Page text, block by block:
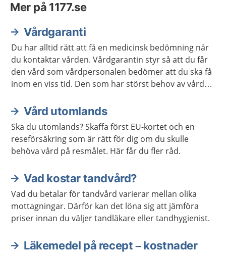
Mer på 1177.se
Vårdgaranti
Du har alltid rätt att få en medicinsk bedömning när
du kontaktar vården. Vårdgarantin styr så att du får
den vård som vårdpersonalen bedömer att du ska få
inom en viss tid. Den som har störst behov av vård
Vård utomlands
Ska du utomlands? Skaffa först EU-kortet och en
reseförsäkring som är rätt för dig om du skulle
behöva vård på resmålet. Här får du fler råd.
Vad kostar tandvård?
Vad du betalar för tandvård varierar mellan olika
mottagningar. Därför kan det löna sig att jämföra
priser innan du väljer tandläkare eller tandhygienist.
Läkemedel på recept – kostnader